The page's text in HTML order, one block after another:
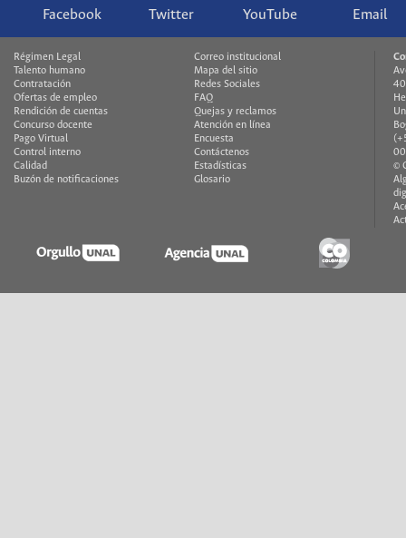
Facebook Twitter YouTube Email
Régimen Legal
Talento humano
Contratación
Ofertas de empleo
Rendición de cuentas
Concurso docente
Pago Virtual
Control interno
Calidad
Buzón de notificaciones
Correo institucional
Mapa del sitio
Redes Sociales
FAQ
Quejas y reclamos
Atención en línea
Encuesta
Contáctenos
Estadísticas
Glosario
©